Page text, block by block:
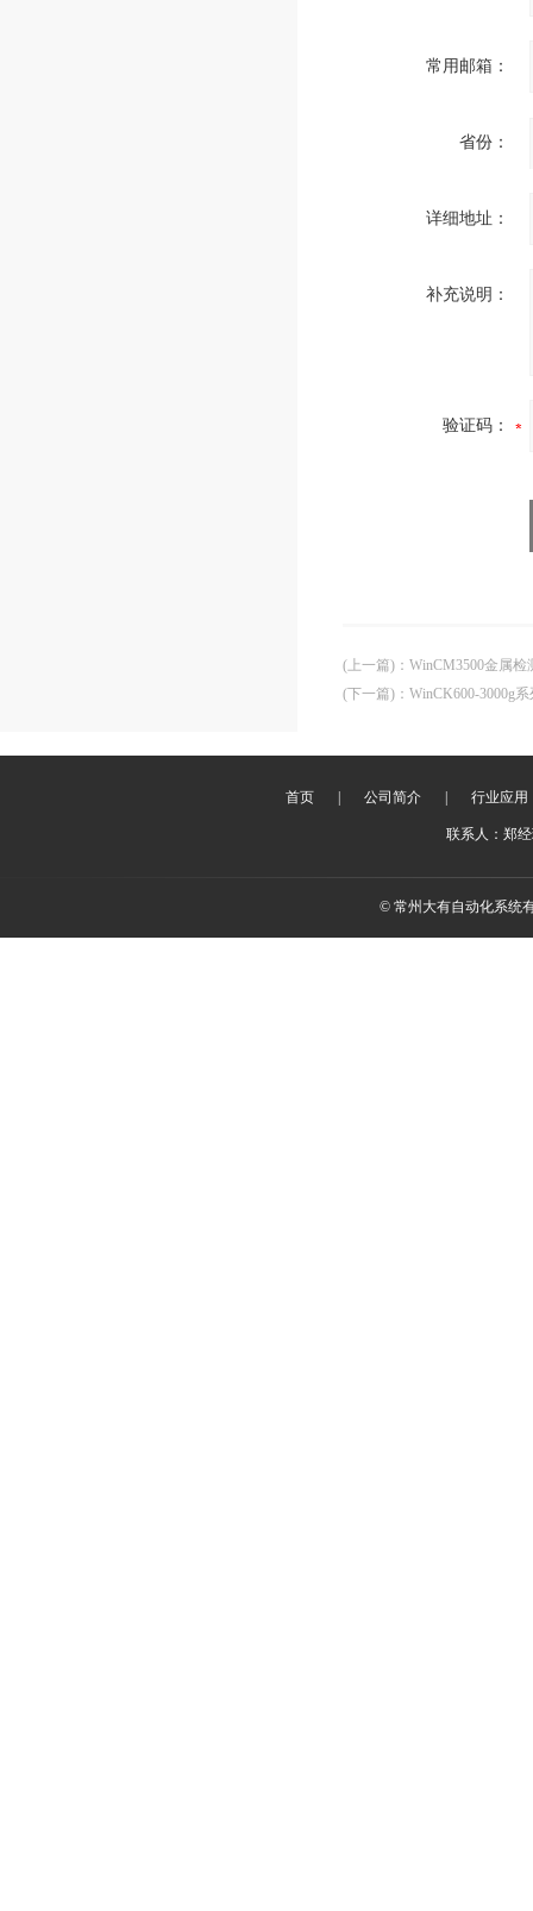
常用邮箱：
省份：
详细地址：
补充说明：
验证码：
(上一篇) ： WinCM3500金属检
(下一篇) ： WinCK600-3000g
首页 公司简介 行业应用
联系人：郑
© 常州大有自动化系统